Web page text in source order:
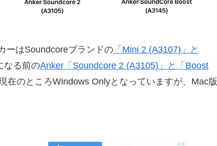
ーはSoundcoreブランドの 「Mini 2 (A3107)」と
なる前のAnker「Soundcore 2 (A3105)」と「Boost
在のところWindows Onlyとなっていますが、Mac版